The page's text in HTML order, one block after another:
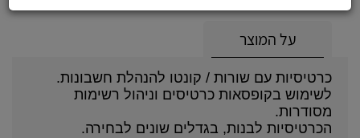
על המוצר
כרטיסיות עם שורות / קונטו להנהלת חשבונות.
לשימוש בקופסאות כרטיסים וניהול רשימות
מסודרות.
הכרטיסיות לבנות, בגדלים שונים לבחירה.